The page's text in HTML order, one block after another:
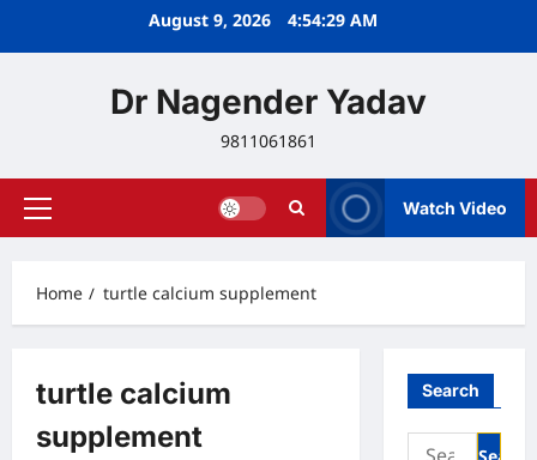
August 9, 2026 4:54:29 AM
Dr Nagender Yadav
9811061861
Primary
Watch Video
Home turtle calcium supplement
turtle calcium
supplement
Search
Search